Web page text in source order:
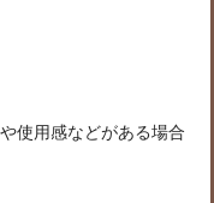
使用感などがある場合